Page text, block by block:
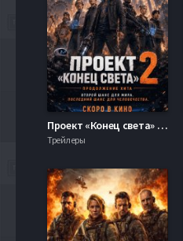
Проект «Конец света» 2 (2028)
Трейлеры